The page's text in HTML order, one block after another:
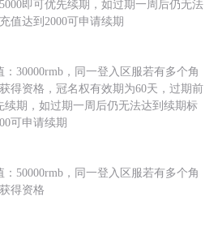
即可优先续期，如过期一周后仍无法
值达到2000可申请续期
30000rmb，同一登入区服若有多个角
得资格，冠名权有效期为60天，过期前
续期，如过期一周后仍无法达到续期标
可申请续期
50000rmb，同一登入区服若有多个角
得资格